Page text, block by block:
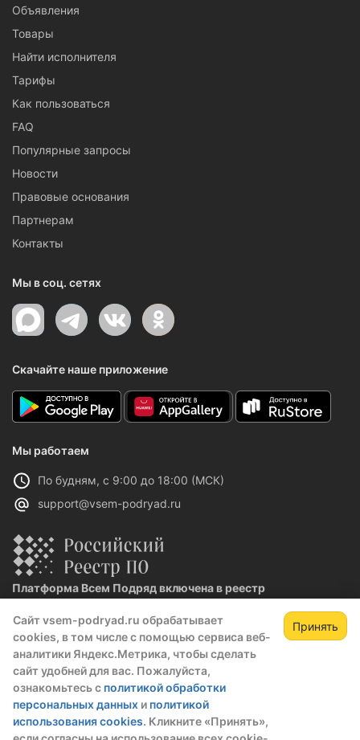
Сайт vsem-podryad.ru обрабатывает
cookies, в том числе с помощью сервиса веб-
аналитики Яндекс.Метрика, чтобы сделать
сайт удобней для вас. Пожалуйста,
ознакомьтесь с политикой обработки
персональных данных и политикой
использования cookies. Кликните «Принять»,
Принять
Объявления
Товары
Найти исполнителя
Тарифы
Как пользоваться
FAQ
Популярные запросы
Новости
Правовые основания
Партнерам
Контакты
Мы в соц. сетях
Скачайте наше приложение
Мы работаем
По будням, с 9:00 до 18:00 (МСК)
support@vsem-podryad.ru
Платформа Всем Подряд включена в реестр
Реестровая запись №32021 от 06.02.2026
Политика конфиденциальности
О компании